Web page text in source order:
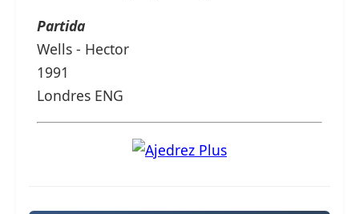
Partida
Wells - Hector
1991
Londres ENG